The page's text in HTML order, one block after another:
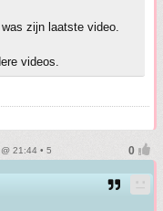
zijn laatste video.
videos.
21:44 • 5